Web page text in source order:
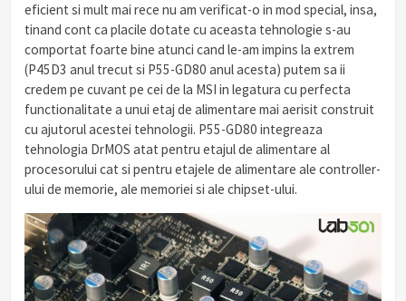
eficient si mult mai rece nu am verificat-o in mod special, insa,
tinand cont ca placile dotate cu aceasta tehnologie s-au
comportat foarte bine atunci cand le-am impins la extrem
(P45D3 anul trecut si P55-GD80 anul acesta) putem sa ii
credem pe cuvant pe cei de la MSI in legatura cu perfecta
functionalitate a unui etaj de alimentare mai aerisit construit
cu ajutorul acestei tehnologii. P55-GD80 integreaza
tehnologia DrMOS atat pentru etajul de alimentare al
procesorului cat si pentru etajele de alimentare ale controller-
ului de memorie, ale memoriei si ale chipset-ului.